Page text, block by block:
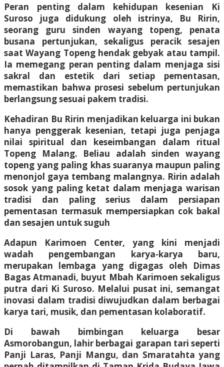
Peran penting dalam kehidupan kesenian Ki
Suroso juga didukung oleh istrinya, Bu Ririn,
seorang guru sinden wayang topeng, penata
busana pertunjukan, sekaligus peracik sesajen
saat Wayang Topeng hendak gebyak atau tampil.
Ia memegang peran penting dalam menjaga sisi
sakral dan estetik dari setiap pementasan,
memastikan bahwa prosesi sebelum pertunjukan
berlangsung sesuai pakem tradisi.
Kehadiran Bu Ririn menjadikan keluarga ini bukan
hanya penggerak kesenian, tetapi juga penjaga
nilai spiritual dan keseimbangan dalam ritual
Topeng Malang. Beliau adalah sinden wayang
topeng yang paling khas suaranya maupun paling
menonjol gaya tembang malangnya. Ririn adalah
sosok yang paling ketat dalam menjaga warisan
tradisi dan paling serius dalam persiapan
pementasan termasuk mempersiapkan cok bakal
dan sesajen untuk suguh
Adapun Karimoen Center, yang kini menjadi
wadah pengembangan karya-karya baru,
merupakan lembaga yang digagas oleh Dimas
Bagas Atmanadi, buyut Mbah Karimoen sekaligus
putra dari Ki Suroso. Melalui pusat ini, semangat
inovasi dalam tradisi diwujudkan dalam berbagai
karya tari, musik, dan pementasan kolaboratif.
Di bawah bimbingan keluarga besar
Asmorobangun, lahir berbagai garapan tari seperti
Panji Laras, Panji Mangu, dan Smaratahta yang